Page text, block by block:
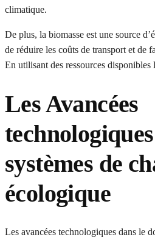
climatique.
De plus, la biomasse est une source
de réduire les coûts de transport et de
En utilisant des ressources disponibles
Les Avancées
systèmes de
écologique
Les avancées technologiques dans le